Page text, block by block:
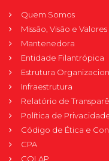
Quem Somos
Missão, Visão e Valores
Mantenedora
Entidade Filantrópica
Estrutura
Infraestrutura
Relatório de
Política de
Código de Ética e
CPA
COLAP